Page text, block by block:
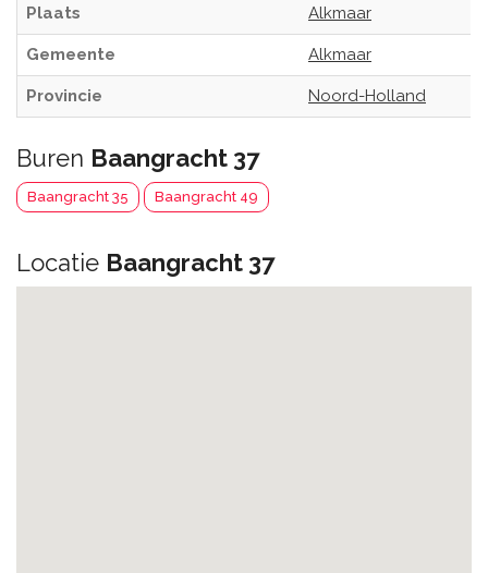
Plaats Alkmaar
Gemeente Alkmaar
Provincie Noord-Holland
Buren Baangracht 37
Baangracht 35 Baangracht 49
Locatie Baangracht 37